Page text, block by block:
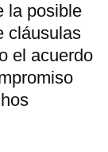
la posible
cláusulas
el acuerdo